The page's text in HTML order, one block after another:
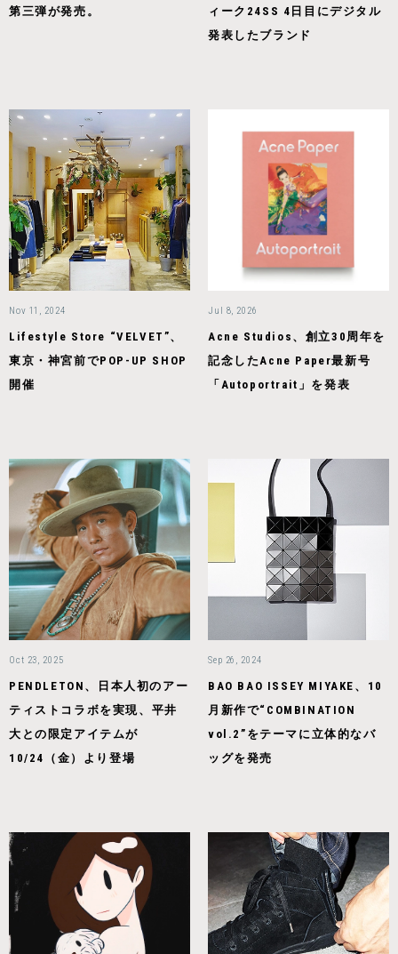
第三弾が発売。
ィーク24SS 4日目にデジタル
発表したブランド
Nov 11, 2024
Lifestyle Store “VELVET”、
東京・神宮前でPOP-UP SHOP
開催
Jul 8, 2026
Acne Studios、創立30周年を
記念したAcne Paper最新号
「Autoportrait」を発表
Oct 23, 2025
PENDLETON、日本人初のアー
ティストコラボを実現、平井
大との限定アイテムが
10/24（金）より登場
Sep 26, 2024
BAO BAO ISSEY MIYAKE、10
月新作で“COMBINATION
vol.2”をテーマに立体的なバ
ッグを発売